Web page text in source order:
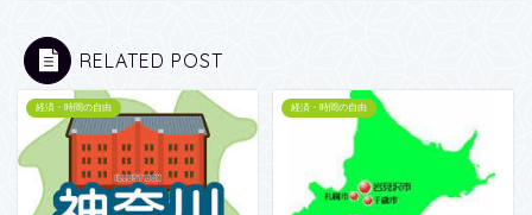
RELATED POST
経済・時間の自由 経済・時間の自由